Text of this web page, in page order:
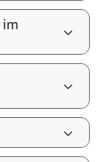
im